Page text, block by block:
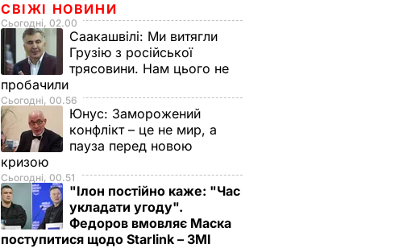
СВІЖІ НОВИНИ
Сьогодні, 02.00
Саакашвілі: Ми витягли
Грузію з російської
трясовини. Нам цього не
пробачили
Сьогодні, 00.56
Юнус: Заморожений
конфлікт – це не мир, а
пауза перед новою
кризою
Сьогодні, 00.51
"Ілон постійно каже: "Час
укладати угоду".
Федоров вмовляє Маска
поступитися щодо Starlink – ЗМІ